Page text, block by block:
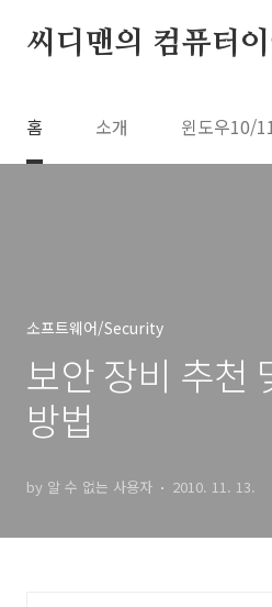
씨디맨의 컴퓨터이
홈 소개 윈도우10/
소프트웨어/Security
보안 장비 추천
방법
by 알 수 없는 사용자 2010. 11. 13.